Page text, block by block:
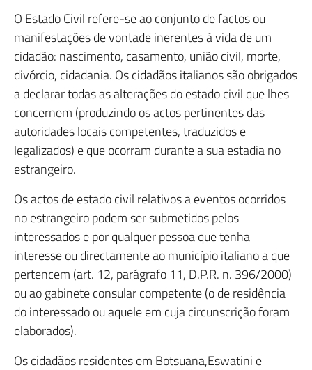
O Estado Civil refere-se ao conjunto de factos ou
manifestações de vontade inerentes à vida de um
cidadão: nascimento, casamento, união civil, morte,
divórcio, cidadania. Os cidadãos italianos são obrigados
a declarar todas as alterações do estado civil que lhes
concernem (produzindo os actos pertinentes das
autoridades locais competentes, traduzidos e
legalizados) e que ocorram durante a sua estadia no
estrangeiro.
Os actos de estado civil relativos a eventos ocorridos
no estrangeiro podem ser submetidos pelos
interessados e por qualquer pessoa que tenha
interesse ou directamente ao município italiano a que
pertencem (art. 12, parágrafo 11, D.P.R. n. 396/2000)
ou ao gabinete consular competente (o de residência
do interessado ou aquele em cuja circunscrição foram
elaborados).
Os cidadãos residentes em Botsuana,Eswatini e